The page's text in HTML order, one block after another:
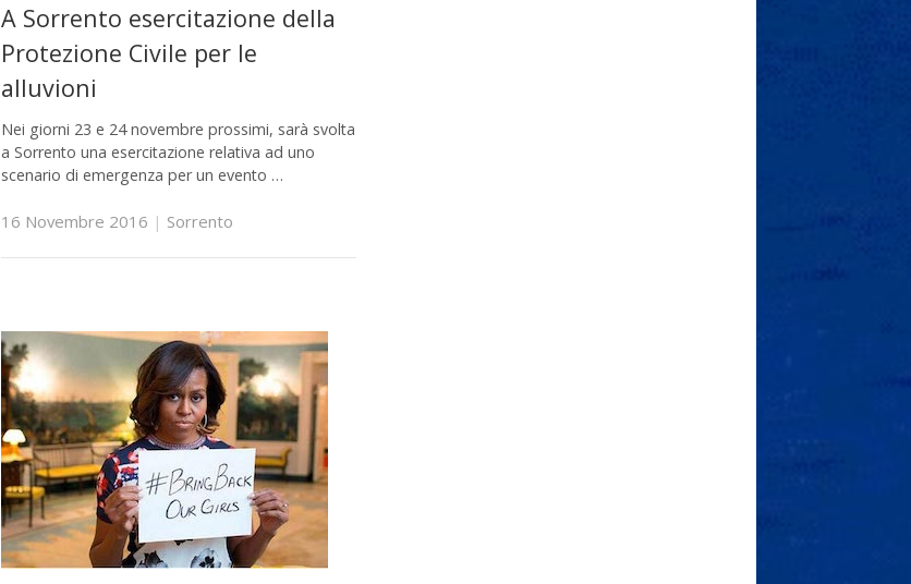
A Sorrento esercitazione della
Protezione Civile per le
alluvioni
Nei giorni 23 e 24 novembre prossimi, sarà svolta
a Sorrento una esercitazione relativa ad uno
scenario di emergenza per un evento …
16 Novembre 2016 | Sorrento